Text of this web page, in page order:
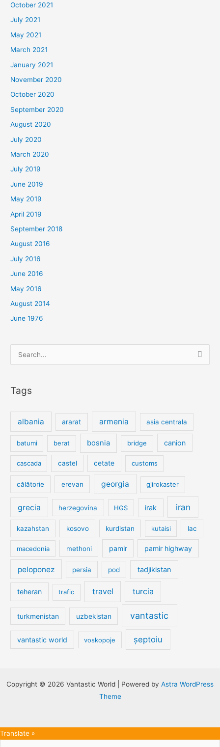
October 2021
July 2021
May 2021
March 2021
January 2021
November 2020
October 2020
September 2020
August 2020
July 2020
March 2020
July 2019
June 2019
May 2019
April 2019
September 2018
August 2016
July 2016
June 2016
May 2016
August 2014
June 1976
for:
Tags
albania ararat armenia asia centrala
batumi berat bosnia bridge canion
cascada castel cetate customs
călătorie erevan georgia gjirokaster
grecia herzegovina HGS irak iran
kazahstan kosovo kurdistan kutaisi lac
macedonia methoni pamir pamir highway
peloponez persia pod tadjikistan
teheran trafic travel turcia
turkmenistan uzbekistan vantastic
vantastic world voskopoje șeptoiu
Copyright © 2026 Vantastic World | Powered by Astra WordPress
Theme
Translate »